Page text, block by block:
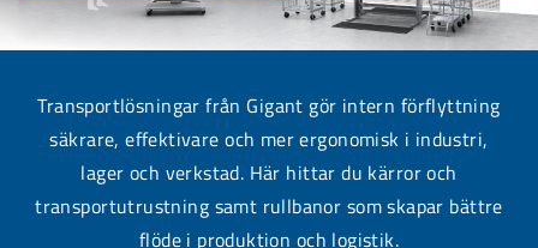
Transportlösningar från Gigant gör intern förflyttning
säkrare, effektivare och mer ergonomisk i industri,
lager och verkstad. Här hittar du kärror och
transportutrustning samt rullbanor som skapar bättre
flöde i produktion och logistik.